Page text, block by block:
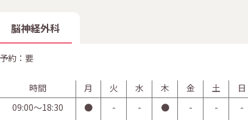
脳神経外科
予約：要
時間 月 火 水 木 金 土
日
09:00〜18:30
● - - ● - -
-